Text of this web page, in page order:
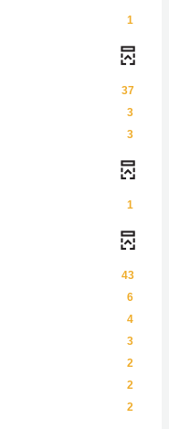
1
37
3
3
1
43
6
4
3
2
2
2